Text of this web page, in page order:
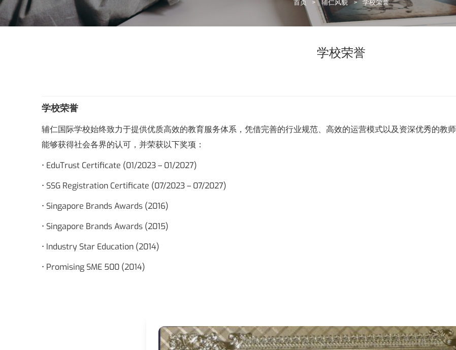
首页 > 辅仁风貌 > 学校荣誉
学校荣誉
学校荣誉
辅仁国际学校始终致力于提供优质高效的教育服务体系，凭借完善的行业规范、高效的运营模式以及资深优秀的教
能够获得社会各界的认可，并荣获以下奖项：
• EduTrust Certificate (01/2023 – 01/2027)
• SSG Registration Certificate (07/2023 – 07/2027)
• Singapore Brands Awards (2016)
• Singapore Brands Awards (2015)
• Industry Star Education (2014)
• Promising SME 500 (2014)